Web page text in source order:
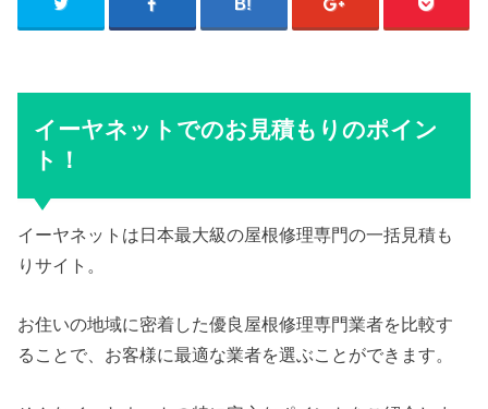
イーヤネットでのお見積もりのポイン
ト！
イーヤネットは日本最大級の屋根修理専門の一括見積も
りサイト。
お住いの地域に密着した優良屋根修理専門業者を比較す
ることで、お客様に最適な業者を選ぶことができます。